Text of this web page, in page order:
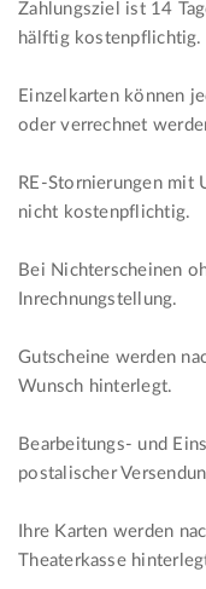
Zahlungsziel ist 14
hälftig kostenpflichtig.
Einzelkarten können
oder verrechnet
RE-Stornierungen mit
nicht kostenpflichtig.
Bei Nichterscheinen
Inrechnungstellung.
Gutscheine werden
Wunsch hinterlegt.
Bearbeitungs- und
postalischer
Ihre Karten werden
Theaterkasse